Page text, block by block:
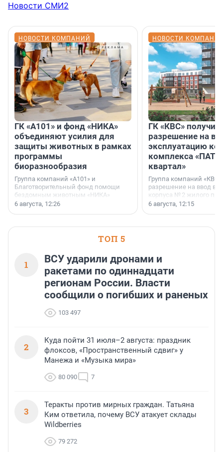
Новости СМИ2
НОВОСТИ КОМПАНИЙ
ГК «А101» и фонд «НИКА»
объединяют усилия для
защиты животных в рамках
программы
биоразнообразия
Группа компаний «А101» и
Благотворительный фонд помощи
бездомным животным «НИКА»
заключили соглашение о
6 августа, 12:26
НОВОСТИ
ГК «КВС»
разрешение на
эксплуатацию
комплекса
квартал»
Группа компаний
разрешение на ввод в
корпуса № 2 жилого
Уютный квартал»,
6 августа, 12:15
ТОП 5
1
ВСУ ударили дронами и
ракетами по одиннадцати
регионам России. Власти
сообщили о погибших и раненых
103 497
2
Куда пойти 31 июля–2 августа: праздник
флоксов, «Пространственный сдвиг» у
Манежа и «Музыка мира»
80 090 7
3
Теракты против мирных граждан. Татьяна
Ким ответила, почему ВСУ атакует склады
Wildberries
79 272